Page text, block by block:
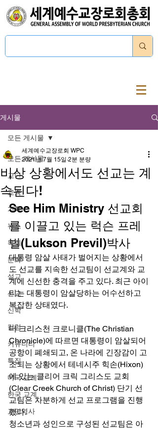
게시물
모든 게시물
교단
교육
기획
뉴스
목회
문화
설교
선교
신학
칼럼
커뮤니티
특집
미국 교계
한국 교계
교단역사
모든 게시물
비상 상황에서도 선교는 계
속된다!
세계예수교장로회 WPC
2021년 7월 15일 2분 분량
See Him Ministry 선교회
를 이끌고 있는 럭슨 프레
빌(Lukson Previl)박사
대통령 암살 사태가 벌어지는 상황에서
도 선교를 지속한 선교팀이 선교계와 교
계에 신선한 충격을 주고 있다. 최근 아이
티는 대통령이 암살당하는 어수선하고
복잡한 상태였다.
더 크리스천 크로니클(The Christian
Chronicle)에 따르면 대통령이 암살되어
공항이 폐쇄되고, 온 나라에 긴장감이 고
조되는 상황에서 테네시주 힉손(Hixon)
에 있는 클리어 크릭 그리스도 교회
(Clear Creek Church of Christ) 단기 선
교팀은 차분하게 선교 프로그램을 진행
했다.
청소년과 성인으로 구성된 선교팀은 아